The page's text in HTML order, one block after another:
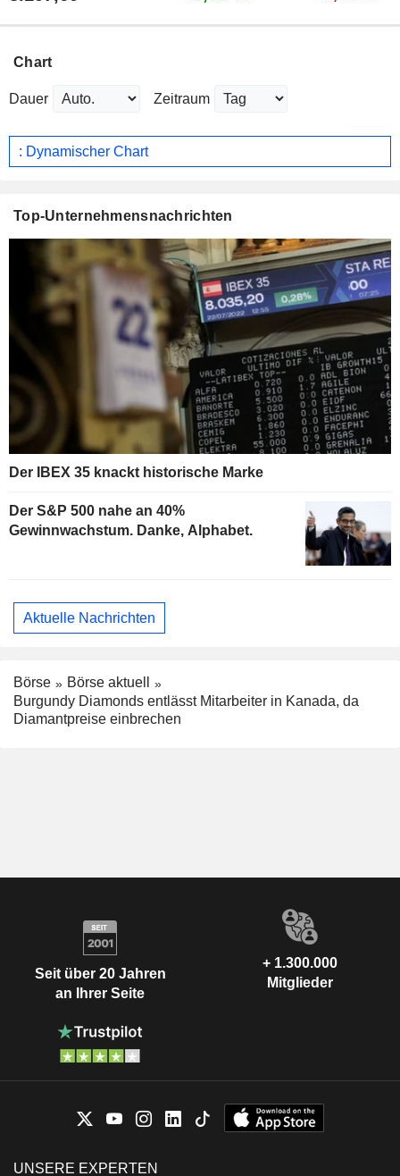
Chart
Dauer Zeitraum
: Dynamischer Chart
Top-Unternehmensnachrichten
Der IBEX 35 knackt historische Marke
Der S&P 500 nahe an 40%
Gewinnwachstum. Danke, Alphabet.
Aktuelle Nachrichten
Börse
Börse aktuell
Burgundy Diamonds entlässt Mitarbeiter in Kanada, da
Diamantpreise einbrechen
Seit über 20 Jahren
an Ihrer Seite
+ 1.300.000
Mitglieder
UNSERE EXPERTEN